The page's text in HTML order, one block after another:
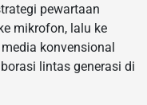
pewartaan
mikrofon, lalu ke
konvensional
lintas generasi di